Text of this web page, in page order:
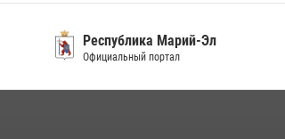
Республика Марий-Эл
Официальный портал